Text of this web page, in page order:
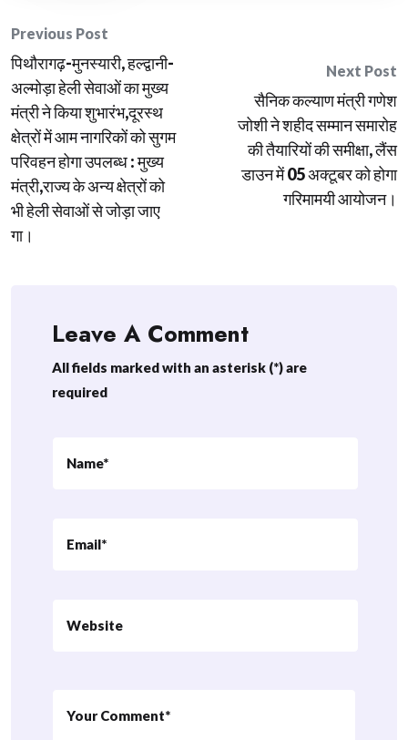
Post
navigation
Previous Post
पिथौरागढ़-मुनस्यारी, हल्द्वानी-
अल्मोड़ा हेली सेवाओं का मुख्य
मंत्री ने किया शुभारंभ,दूरस्थ
क्षेत्रों में आम नागरिकों को सुगम
परिवहन होगा उपलब्ध : मुख्य
मंत्री,राज्य के अन्य क्षेत्रों को
भी हेली सेवाओं से जोड़ा जाए
गा।
Next Post
सैनिक कल्याण मंत्री गणेश
जोशी ने शहीद सम्मान समारोह
की तैयारियों की समीक्षा, लैंस
डाउन में 05 अक्टूबर को होगा
गरिमामयी आयोजन।
Leave A Comment
All fields marked with an asterisk (*) are
required